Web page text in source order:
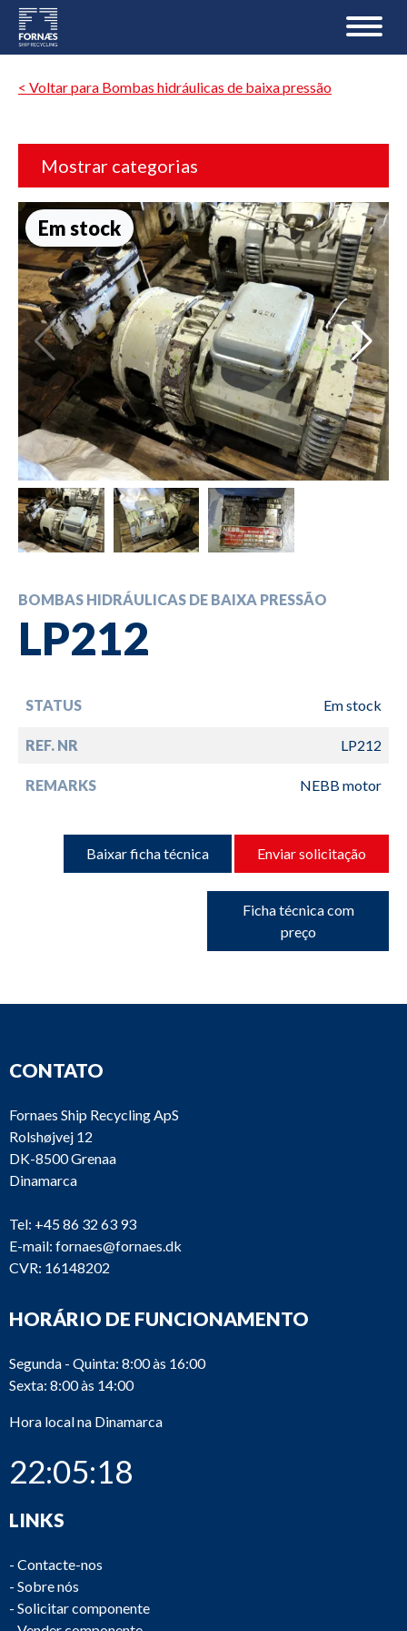
< Voltar para Bombas hidráulicas de baixa pressão
Mostrar categorias
Em stock
BOMBAS HIDRÁULICAS DE BAIXA PRESSÃO
LP212
STATUS Em stock
REF. NR LP212
REMARKS NEBB motor
Baixar ficha técnica Enviar solicitação
Ficha técnica com
preço
CONTATO
Fornaes Ship Recycling ApS
Rolshøjvej 12
DK-8500 Grenaa
Dinamarca
Tel: +45 86 32 63 93
E-mail: fornaes@fornaes.dk
CVR: 16148202
HORÁRIO DE FUNCIONAMENTO
Segunda - Quinta: 8:00 às 16:00
Sexta: 8:00 às 14:00
Hora local na Dinamarca
22:05:18
LINKS
- Contacte-nos
- Sobre nós
- Solicitar componente